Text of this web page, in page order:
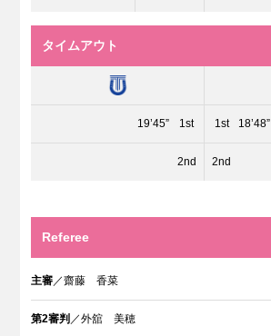
タイムアウト
19’45” 1st 1st 18’48”
2nd 2nd
Referee
主審 ／齋藤 香菜
第2審判 ／外舘 美穂